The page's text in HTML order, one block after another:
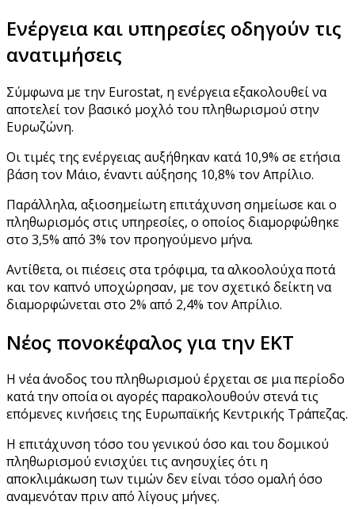
Ενέργεια και υπηρεσίες οδηγούν τις
ανατιμήσεις
Σύμφωνα με την Eurostat, η ενέργεια εξακολουθεί να
αποτελεί τον βασικό μοχλό του πληθωρισμού στην
Ευρωζώνη.
Οι τιμές της ενέργειας αυξήθηκαν κατά 10,9% σε ετήσια
βάση τον Μάιο, έναντι αύξησης 10,8% τον Απρίλιο.
Παράλληλα, αξιοσημείωτη επιτάχυνση σημείωσε και ο
πληθωρισμός στις υπηρεσίες, ο οποίος διαμορφώθηκε
στο 3,5% από 3% τον προηγούμενο μήνα.
Αντίθετα, οι πιέσεις στα τρόφιμα, τα αλκοολούχα ποτά
και τον καπνό υποχώρησαν, με τον σχετικό δείκτη να
διαμορφώνεται στο 2% από 2,4% τον Απρίλιο.
Νέος πονοκέφαλος για την ΕΚΤ
Η νέα άνοδος του πληθωρισμού έρχεται σε μια περίοδο
κατά την οποία οι αγορές παρακολουθούν στενά τις
επόμενες κινήσεις της Ευρωπαϊκής Κεντρικής Τράπεζας.
Η επιτάχυνση τόσο του γενικού όσο και του δομικού
πληθωρισμού ενισχύει τις ανησυχίες ότι η
αποκλιμάκωση των τιμών δεν είναι τόσο ομαλή όσο
αναμενόταν πριν από λίγους μήνες.